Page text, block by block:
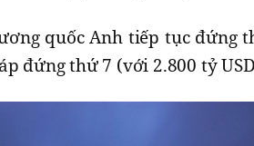
quốc Anh tiếp tục đứng
đứng thứ 7 (với 2.800 tỷ